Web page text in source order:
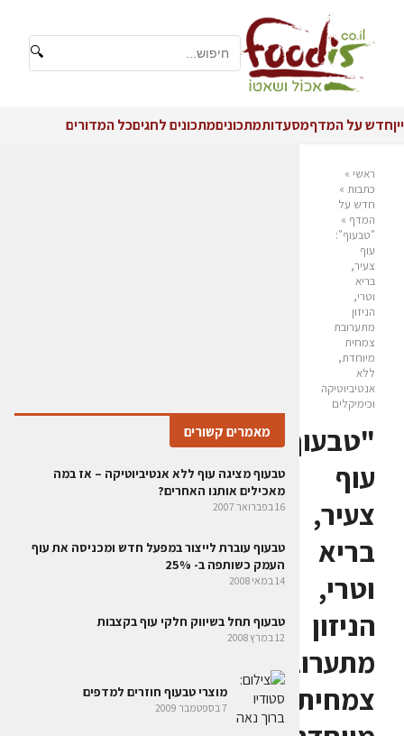
🔍
ייןחדש על המדףמסעדותמתכוניםמתכונים לחגיםכל המדורים
ראשי »
כתבות »
חדש על
המדף »
"טבעוף":
עוף
צעיר,
בריא
וטרי,
הניזון
מתערובת
צמחית
מיוחדת,
ללא
אנטיביוטיקה
וכימיקלים
"טבעוף":
עוף
צעיר,
בריא
וטרי,
הניזון
מתערובת
צמחית
מאמרים קשורים
טבעוף מציגה עוף ללא אנטיביוטיקה – אז במה
מאכילים אותנו האחרים?
16 בפברואר 2007
טבעוף עוברת לייצור במפעל חדש ומכניסה את עוף
העמק כשותפה ב- 25%
14 במאי 2008
טבעוף תחל בשיווק חלקי עוף בקצבות
12 במרץ 2008
מוצרי טבעוף חוזרים למדפים
7 בספטמבר 2009